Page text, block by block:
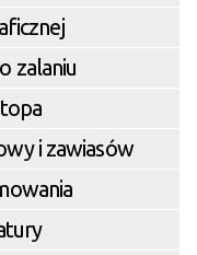
zalaniu
i zawiasów